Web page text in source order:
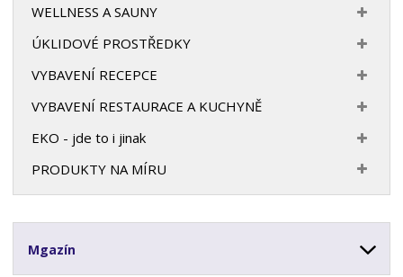
WELLNESS A SAUNY
ÚKLIDOVÉ PROSTŘEDKY
VYBAVENÍ RECEPCE
VYBAVENÍ RESTAURACE A KUCHYNĚ
EKO - jde to i jinak
PRODUKTY NA MÍRU
Mgazín